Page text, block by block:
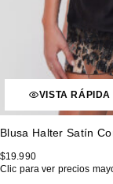
VISTA RÁPIDA
Blusa Halter Satín
$19.990
Clic para ver precios